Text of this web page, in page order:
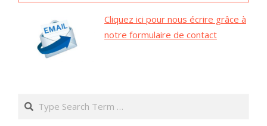
Cliquez ici pour nous écrire grâce à
notre formulaire de contact
Search